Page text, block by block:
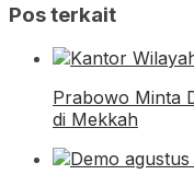
Pos terkait
Prabowo Minta
di Mekkah